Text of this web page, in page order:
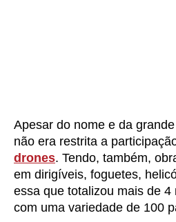
Apesar do nome e da
não era restrita a
drones. Tendo, também,
em dirigíveis, foguetes,
essa que totalizou mais de 4
com uma variedade de 100